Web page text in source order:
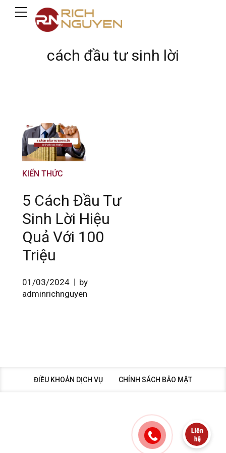
cách đầu tư sinh lời
KIẾN THỨC
5 Cách Đầu Tư
Sinh Lời Hiệu
Quả Với 100
Triệu
01/03/2024
by
adminrichnguyen
ĐIỀU KHOẢN DỊCH VỤ CHÍNH SÁCH BẢO MẬT